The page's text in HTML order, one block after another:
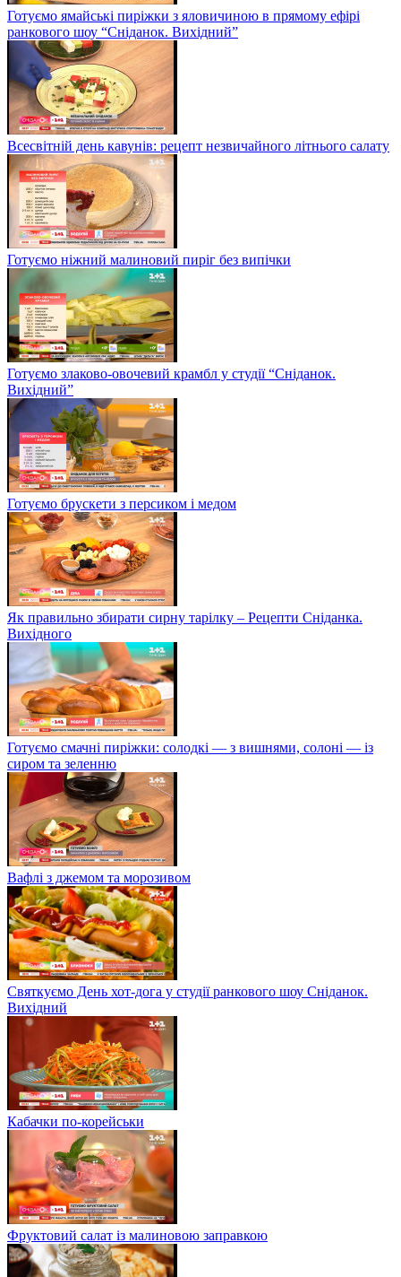
Готуємо ямайські пиріжки з яловичиною в прямому ефірі
ранкового шоу “Сніданок. Вихідний”
Всесвітній день кавунів: рецепт незвичайного літнього салату
Готуємо ніжний малиновий пиріг без випічки
Готуємо злаково-овочевий крамбл у студії “Сніданок.
Вихідний”
Готуємо брускети з персиком і медом
Як правильно збирати сирну тарілку – Рецепти Сніданка.
Вихідного
Готуємо смачні пиріжки: солодкі — з вишнями, солоні — із
сиром та зеленню
Вафлі з джемом та морозивом
Святкуємо День хот-дога у студії ранкового шоу Сніданок.
Вихідний
Кабачки по-корейськи
Фруктовий салат із малиновою заправкою